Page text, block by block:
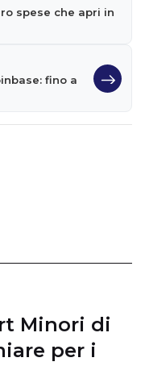
spese che apri in
fino a
Minori di
per i